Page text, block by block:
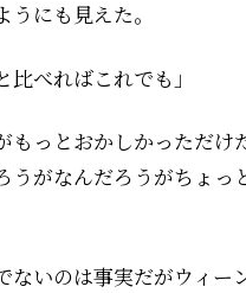
うにも見えた。
比べればこれでも」
もっとおかしかっただ
うがなんだろうがちょ
ないのは事実だがウィー